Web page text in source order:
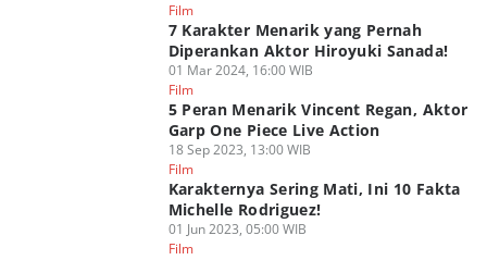
Film
7 Karakter Menarik yang Pernah
Diperankan Aktor Hiroyuki Sanada!
01 Mar 2024, 16:00 WIB
Film
5 Peran Menarik Vincent Regan, Aktor
Garp One Piece Live Action
18 Sep 2023, 13:00 WIB
Film
Karakternya Sering Mati, Ini 10 Fakta
Michelle Rodriguez!
01 Jun 2023, 05:00 WIB
Film